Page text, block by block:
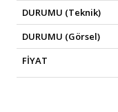
DURUMU (Teknik)
DURUMU (Görsel)
FİYAT